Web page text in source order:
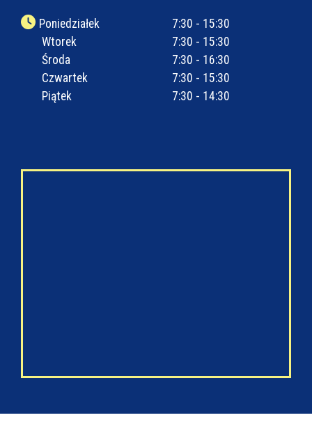
Poniedziałek
7:30 - 15:30
Wtorek
7:30 - 15:30
Środa
7:30 - 16:30
Czwartek
7:30 - 15:30
Piątek
7:30 - 14:30